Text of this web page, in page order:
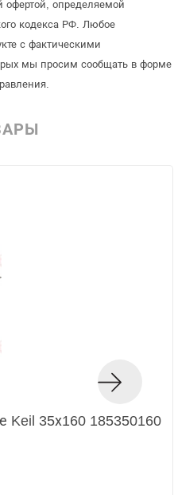
офертой, определяемой
кодекса РФ. Любое
с фактическими
мы просим сообщать в форме
Keil 35х160 185350160